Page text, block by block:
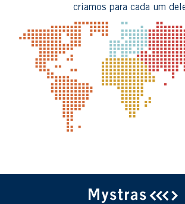
criamos para cada um